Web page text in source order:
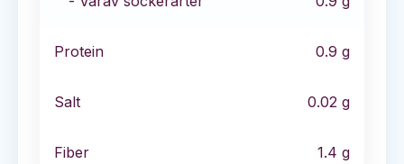
Protein 0.9 g
Salt 0.02 g
Fiber 1.4 g